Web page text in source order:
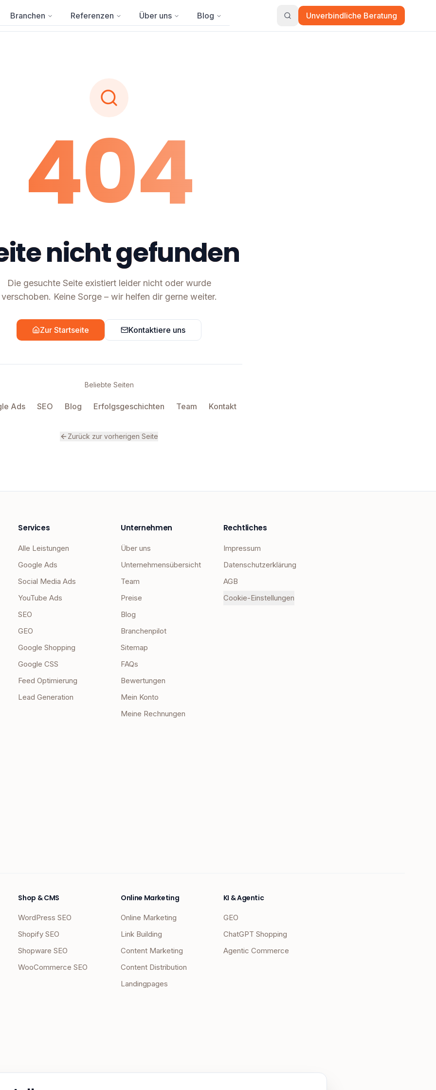
Branchen Referenzen Über uns Blog Unverbindliche Beratung
404
nicht gefunden
Die gesuchte Seite existiert leider nicht oder wurde
verschoben. Keine Sorge – wir helfen dir gerne weiter.
Zur Startseite Kontaktiere uns
Beliebte Seiten
Ads SEO Blog Erfolgsgeschichten Team Kontakt
Zurück zur vorherigen Seite
Services
Alle Leistungen
Google Ads
Social Media Ads
YouTube Ads
SEO
GEO
Google Shopping
Google CSS
Feed Optimierung
Lead Generation
Unternehmen
Über uns
Unternehmensübersicht
Team
Preise
Blog
Branchenpilot
Sitemap
FAQs
Bewertungen
Mein Konto
Meine Rechnungen
Rechtliches
Impressum
Datenschutzerklärung
AGB
Cookie-Einstellungen
Shop & CMS
WordPress SEO
Shopify SEO
Shopware SEO
WooCommerce SEO
Online Marketing
Online Marketing
Link Building
Content Marketing
Content Distribution
Landingpages
KI & Agentic
GEO
ChatGPT Shopping
Agentic Commerce